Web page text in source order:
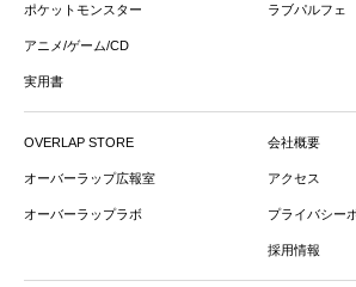
ポケットモンスター
アニメ/ゲーム/CD
実用書
ラブパルフェ
OVERLAP STORE
オーバーラップ広報室
オーバーラップラボ
会社概要
アクセス
プライバシー
採用情報